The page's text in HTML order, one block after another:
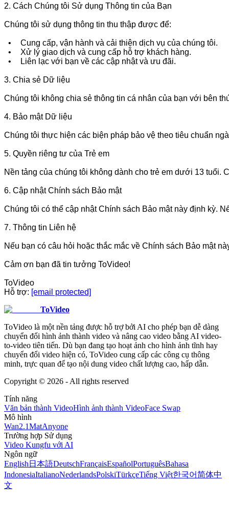
2. Cách Chúng tôi Sử dụng Thông tin của Bạn
Chúng tôi sử dụng thông tin thu thập được để:
  •	Cung cấp, vận hành và cải thiện dịch vụ của chúng tôi.
  •	Xử lý giao dịch và cung cấp hỗ trợ khách hàng.
  •	Liên lạc với bạn về các cập nhật và ưu đãi.
3. Chia sẻ Dữ liệu
Chúng tôi không chia sẻ thông tin cá nhân của bạn với bên
4. Bảo mật Dữ liệu
Chúng tôi thực hiện các biện pháp bảo vệ theo tiêu chuẩn
5. Quyền riêng tư của Trẻ em
Nền tảng của chúng tôi không dành cho trẻ em dưới 13 tuổi.
6. Cập nhật Chính sách Bảo mật
Chúng tôi có thể cập nhật Chính sách Bảo mật này định kỳ.
7. Thông tin Liên hệ
Nếu bạn có câu hỏi hoặc thắc mắc về Chính sách Bảo mật
Cảm ơn bạn đã tin tưởng ToVideo!
ToVideo
Hỗ trợ: [email protected]
ToVideo
ToVideo là một nền tảng được hỗ trợ bởi AI cho phép bạn dễ dàng
chuyển đổi hình ảnh thành video và nâng cao video bằng AI video-
to-video tiên tiến. Dù bạn đang tạo hoạt ảnh cho hình ảnh tĩnh hay
chuyển đổi video hiện có, ToVideo cung cấp các công cụ thông
minh, trực quan để tạo nội dung video chất lượng cao, hấp dẫn.
Copyright © 2026 - All rights reserved
Tính năng
Văn bản thành VideoHình ảnh thành VideoFace Swap
Mô hình
Wan2.1MatAnyone
Trường hợp Sử dụng
Video Kungfu với AI
Ngôn ngữ
English 日本語DeutschFrançaisEspañolPortuguêsBahasa
IndonesiaItalianoNederlandsPolskiTürkçeTiếng Việt한국어简体中
文